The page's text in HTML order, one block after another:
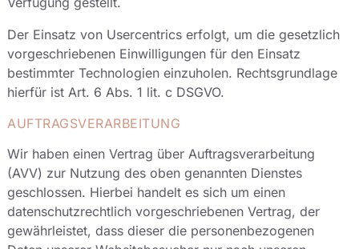
Der Einsatz von Usercentrics erfolgt, um die gesetzlich
vorgeschriebenen Einwilligungen für den Einsatz
bestimmter Technologien einzuholen. Rechtsgrundlage
hierfür ist Art. 6 Abs. 1 lit. c DSGVO.
AUFTRAGSVERARBEITUNG
Wir haben einen Vertrag über Auftragsverarbeitung
(AVV) zur Nutzung des oben genannten Dienstes
geschlossen. Hierbei handelt es sich um einen
datenschutzrechtlich vorgeschriebenen Vertrag, der
gewährleistet, dass dieser die personenbezogenen